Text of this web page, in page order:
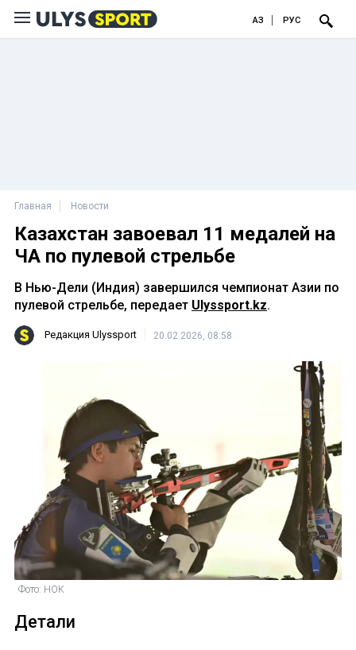
ҚАЗ РУС
Главная Новости
Казахстан завоевал 11 медалей на
ЧА по пулевой стрельбе
В Нью-Дели (Индия) завершился чемпионат Азии по
пулевой стрельбе, передает Ulyssport.kz.
Редакция Ulyssport 20.02.2026, 08:58
Фото: НОК
Детали